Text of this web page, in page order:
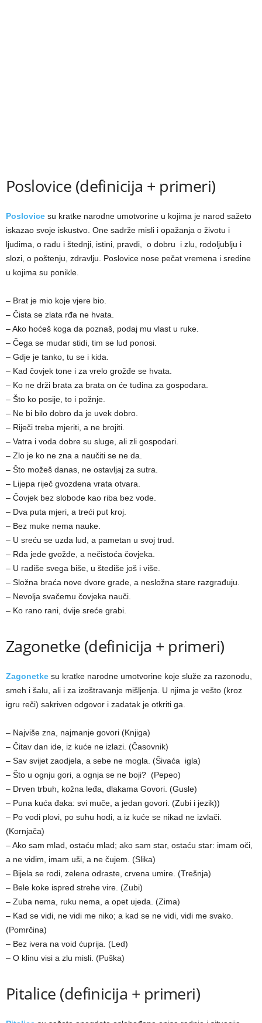
Poslovice (definicija + primeri)
Poslovice su kratke narodne umotvorine u kojima je narod sažeto
iskazao svoje iskustvo. One sadrže misli i opažanja o životu i
lјudima, o radu i štednji, istini, pravdi, o dobru i zlu, rodolјublјu i
slozi, o poštenju, zdravlјu. Poslovice nose pečat vremena i sredine
u kojima su ponikle.
– Brat je mio koje vjere bio.
– Čista se zlata rđa ne hvata.
– Ako hoćeš koga da poznaš, podaj mu vlast u ruke.
– Čega se mudar stidi, tim se lud ponosi.
– Gdje je tanko, tu se i kida.
– Kad čovjek tone i za vrelo grožđe se hvata.
– Ko ne drži brata za brata on će tuđina za gospodara.
– Što ko posije, to i požnje.
– Ne bi bilo dobro da je uvek dobro.
– Riječi treba mjeriti, a ne brojiti.
– Vatra i voda dobre su sluge, ali zli gospodari.
– Zlo je ko ne zna a naučiti se ne da.
– Što možeš danas, ne ostavlјaj za sutra.
– Lijepa riječ gvozdena vrata otvara.
– Čovjek bez slobode kao riba bez vode.
– Dva puta mjeri, a treći put kroj.
– Bez muke nema nauke.
– U sreću se uzda lud, a pametan u svoj trud.
– Rđa jede gvožđe, a nečistoća čovjeka.
– U radiše svega biše, u štediše još i više.
– Složna braća nove dvore grade, a nesložna stare razgrađuju.
– Nevolјa svačemu čovjeka nauči.
– Ko rano rani, dvije sreće grabi.
Zagonetke (definicija + primeri)
Zagonetke su kratke narodne umotvorine koje služe za razonodu,
smeh i šalu, ali i za izoštravanje mišlјenja. U njima je vešto (kroz
igru reči) sakriven odgovor i zadatak je otkriti ga.
– Najviše zna, najmanje govori (Knjiga)
– Čitav dan ide, iz kuće ne izlazi. (Časovnik)
– Sav svijet zaodjela, a sebe ne mogla. (Šivaća igla)
– Što u ognju gori, a ognja se ne boji? (Pepeo)
– Drven trbuh, kožna leđa, dlakama Govori. (Gusle)
– Puna kuća đaka: svi muče, a jedan govori. (Zubi i jezik))
– Po vodi plovi, po suhu hodi, a iz kuće se nikad ne izvlači.
(Kornjača)
– Ako sam mlad, ostaću mlad; ako sam star, ostaću star: imam oči,
a ne vidim, imam uši, a ne čujem. (Slika)
– Bijela se rodi, zelena odraste, crvena umire. (Trešnja)
– Bele koke ispred strehe vire. (Zubi)
– Zuba nema, ruku nema, a opet ujeda. (Zima)
– Kad se vidi, ne vidi me niko; a kad se ne vidi, vidi me svako.
(Pomrčina)
– Bez ivera na void ćuprija. (Led)
– O klinu visi a zlu misli. (Puška)
Pitalice (definicija + primeri)